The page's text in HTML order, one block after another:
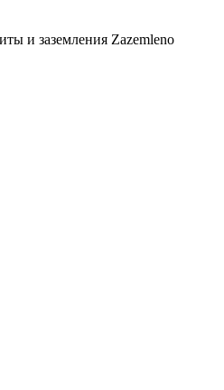
и заземления Zazemleno